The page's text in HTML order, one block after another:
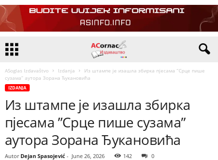
ASoglas Izdavaštvo Izdanja
Из штампе је изашла збирка пјесама ”Срце пише
сузама” аутора Зорана Ђукановића
IZDANJA
Из штампе је изашла збирка
пјесама ”Срце пише сузама”
аутора Зорана Ђукановића
Autor Dejan Spasojević - June 26, 2026 142 0